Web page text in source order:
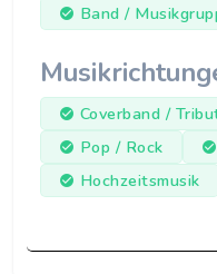
Band /
Coverband /
Pop / Rock
Hochzeitsmusik